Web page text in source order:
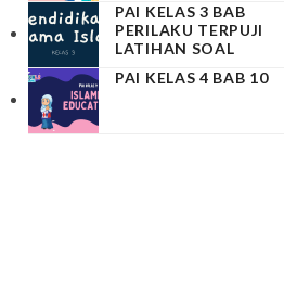
PAI KELAS 3 BAB
PERILAKU TERPUJI
LATIHAN SOAL
PAI KELAS 4 BAB 10